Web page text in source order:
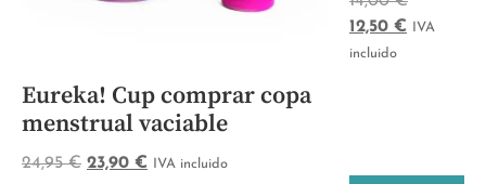
Eureka! Cup comprar copa
menstrual vaciable
24,95€ 23,90 € IVA incluido
12,50 €
IVA
incluido